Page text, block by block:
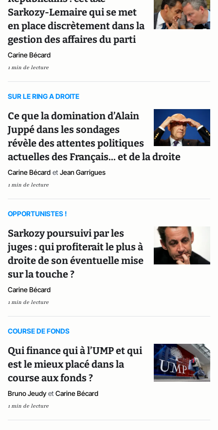
Sarkozy-Lemaire qui se met
en place discrètement dans la
gestion des affaires du parti
Carine Bécard
1 min de lecture
SUR LE RING A DROITE
Ce que la domination d’Alain
Juppé dans les sondages
révèle des attentes politiques
actuelles des Français... et de la droite
Carine Bécard et Jean Garrigues
1 min de lecture
OPPORTUNISTES !
Sarkozy poursuivi par les
juges : qui profiterait le plus à
droite de son éventuelle mise
sur la touche ?
Carine Bécard
1 min de lecture
COURSE DE FONDS
Qui finance qui à l’UMP et qui
est le mieux placé dans la
course aux fonds ?
Bruno Jeudy et Carine Bécard
1 min de lecture